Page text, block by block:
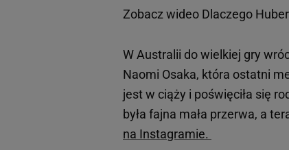
Zobacz wideo Dlaczego
W Australii do wielkiej gry
Naomi Osaka, która ostatni
jest w ciąży i poświęciła się
była fajna mała przerwa, a
na Instagramie.